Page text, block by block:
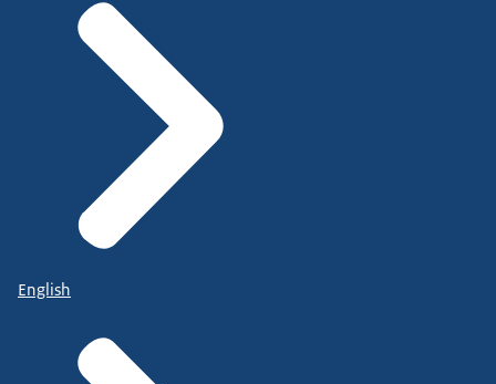
English